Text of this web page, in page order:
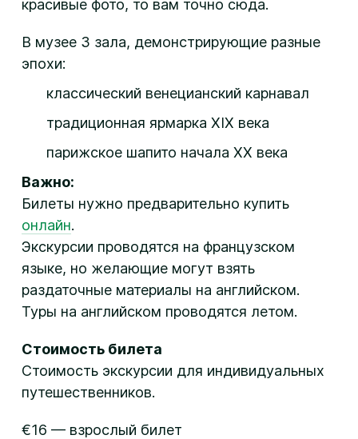
красивые фото, то вам точно сюда.
В музее 3 зала, демонстрирующие разные
эпохи:
классический венецианский карнавал
традиционная ярмарка XIX века
парижское шапито начала XX века
Важно:
Билеты нужно предварительно купить
онлайн.
Экскурсии проводятся на французском
языке, но желающие могут взять
раздаточные материалы на английском.
Туры на английском проводятся летом.
Стоимость билета
Стоимость экскурсии для индивидуальных
путешественников.
€16 — взрослый билет